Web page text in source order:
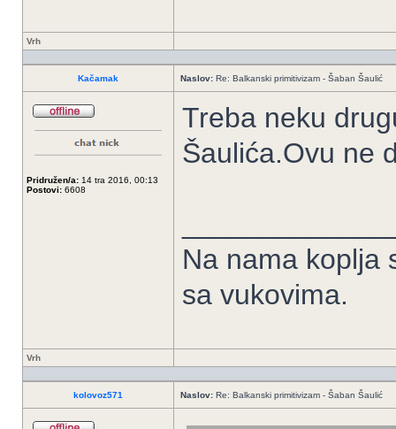
Vrh
Kačamak Naslov: Re: Balkanski primitivizam - Šaban Šaulić
Pridružen/a: 14 tra 2016, 00:13
Postovi: 6608
Treba neku
Šaulića.Ovu ne
Na nama koplja
sa vukovima.
Vrh
kolovoz571 Naslov: Re: Balkanski primitivizam - Šaban Šaulić